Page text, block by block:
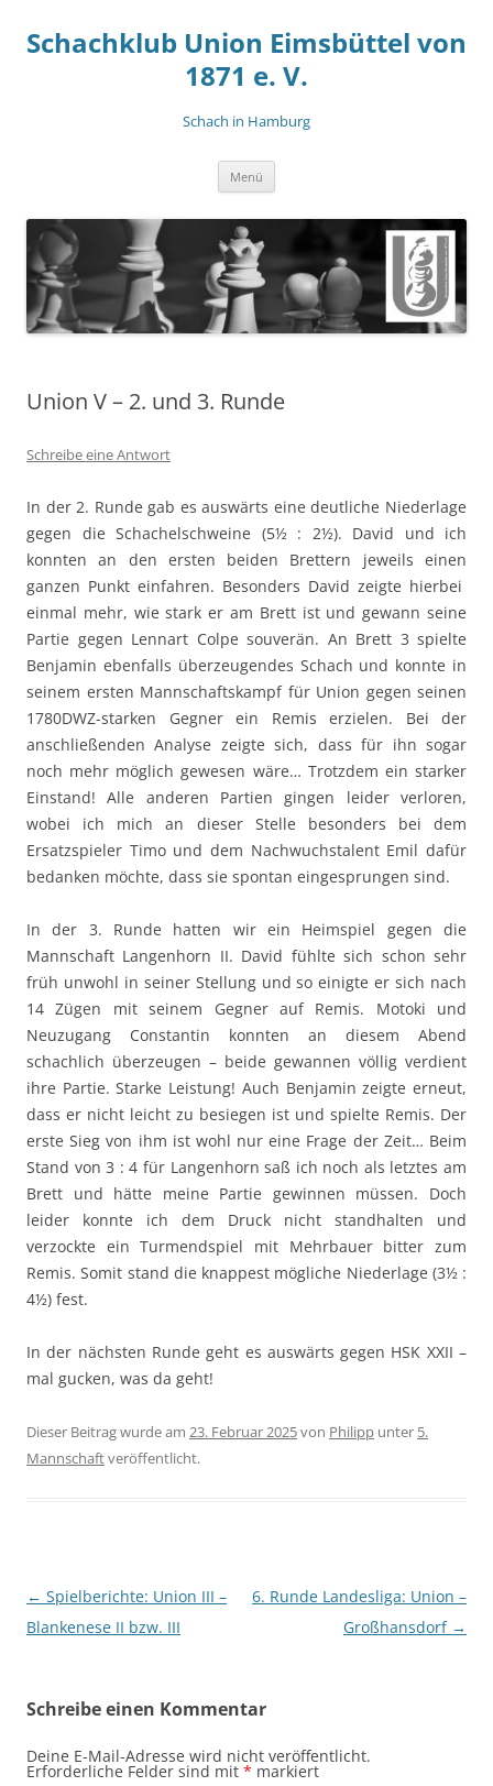
springen
Schachklub Union Eimsbüttel von
1871 e. V.
Schach in Hamburg
Menü
Union V – 2. und 3. Runde
Schreibe eine Antwort
In der 2. Runde gab es auswärts eine deutliche Niederlage
gegen die Schachelschweine (5½ : 2½). David und ich
konnten an den ersten beiden Brettern jeweils einen
ganzen Punkt einfahren. Besonders David zeigte hierbei
einmal mehr, wie stark er am Brett ist und gewann seine
Partie gegen Lennart Colpe souverän. An Brett 3 spielte
Benjamin ebenfalls überzeugendes Schach und konnte in
seinem ersten Mannschaftskampf für Union gegen seinen
1780DWZ-starken Gegner ein Remis erzielen. Bei der
anschließenden Analyse zeigte sich, dass für ihn sogar
noch mehr möglich gewesen wäre… Trotzdem ein starker
Einstand! Alle anderen Partien gingen leider verloren,
wobei ich mich an dieser Stelle besonders bei dem
Ersatzspieler Timo und dem Nachwuchstalent Emil dafür
bedanken möchte, dass sie spontan eingesprungen sind.
In der 3. Runde hatten wir ein Heimspiel gegen die
Mannschaft Langenhorn II. David fühlte sich schon sehr
früh unwohl in seiner Stellung und so einigte er sich nach
14 Zügen mit seinem Gegner auf Remis. Motoki und
Neuzugang Constantin konnten an diesem Abend
schachlich überzeugen – beide gewannen völlig verdient
ihre Partie. Starke Leistung! Auch Benjamin zeigte erneut,
dass er nicht leicht zu besiegen ist und spielte Remis. Der
erste Sieg von ihm ist wohl nur eine Frage der Zeit… Beim
Stand von 3 : 4 für Langenhorn saß ich noch als letztes am
Brett und hätte meine Partie gewinnen müssen. Doch
leider konnte ich dem Druck nicht standhalten und
verzockte ein Turmendspiel mit Mehrbauer bitter zum
Remis. Somit stand die knappest mögliche Niederlage (3½ :
4½) fest.
In der nächsten Runde geht es auswärts gegen HSK XXII –
mal gucken, was da geht!
Dieser Beitrag wurde am 23. Februar 2025von Philipp unter 5.
Mannschaftveröffentlicht.
Beitragsnavigation
← Spielberichte: Union III –
Blankenese II bzw. III
6. Runde Landesliga: Union –
Großhansdorf →
Schreibe einen Kommentar
Deine E-Mail-Adresse wird nicht veröffentlicht.
Erforderliche Felder sind mit * markiert